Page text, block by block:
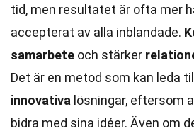
tid, men resultatet är ofta mer
accepterat av alla inblandade.
samarbete och stärker
Det är en metod som kan leda till
innovativa lösningar, eftersom
bidra med sina idéer. Även om